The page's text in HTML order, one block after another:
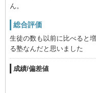
ん。
総合評価
生徒の数も以前に比べると
る塾なんだと思いました
成績/偏差値